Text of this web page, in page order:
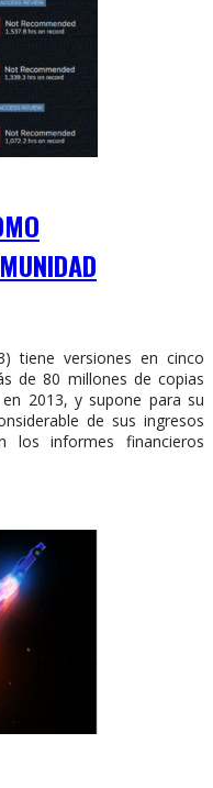
tiene versiones en cinco
de 80 millones de copias
2013, y supone para su
de sus ingresos
los informes financieros